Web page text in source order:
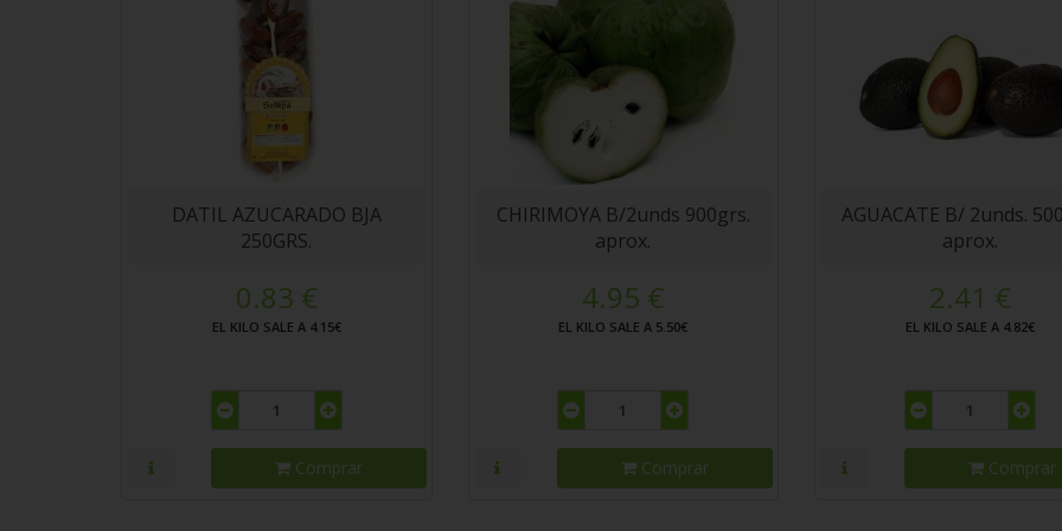
DATIL AZUCARADO BJA
250GRS.
0.83 €
EL KILO SALE A 4.15€
Comprar
CHIRIMOYA B/2unds 900grs.
aprox.
4.95 €
EL KILO SALE A 5.50€
Comprar
AGUACATE B/ 2unds.
aprox.
2.41 €
EL KILO SALE A 4.82€
Comprar